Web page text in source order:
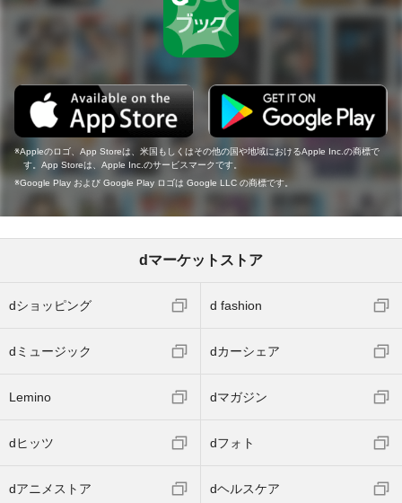
Appleのロゴ、App Storeは、米国もしくはその他の国や地域におけるApple Inc.の商標で
す。App Storeは、Apple Inc.のサービスマークです。
Google Play および Google Play ロゴは Google LLC の商標です。
dマーケットストア
dショッピング d fashion
dミュージック dカーシェア
Lemino dマガジン
dヒッツ dフォト
dアニメストア dヘルスケア